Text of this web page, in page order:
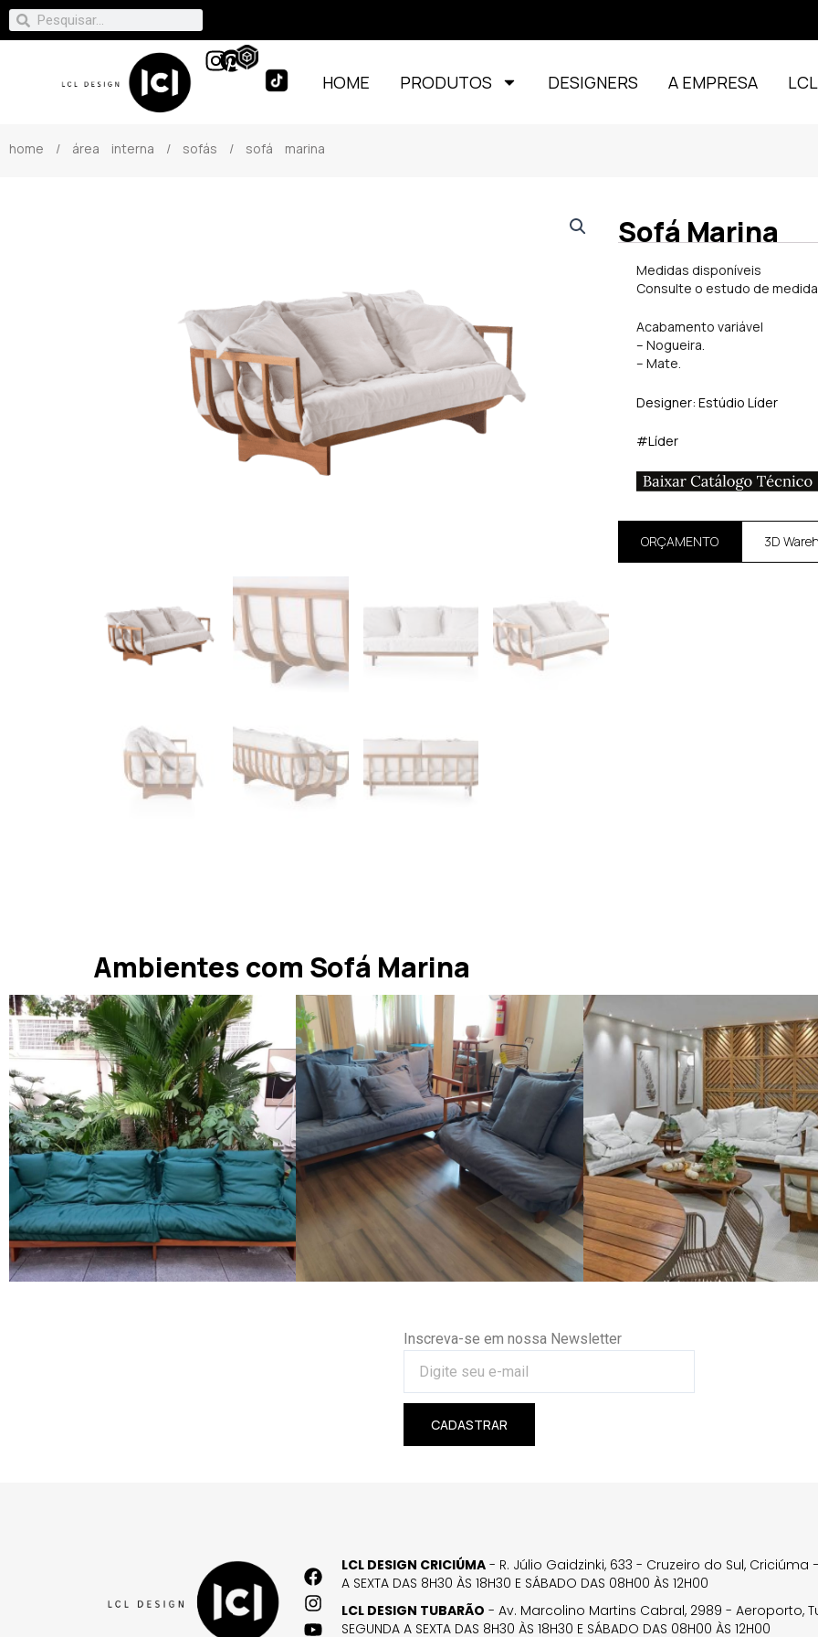
HOME PRODUTOS DESIGNERS A EMPRESA
home / área interna / sofás / sofá marina
Sofá Marina
Medidas disponíveis
Consulte o estudo de
Acabamento variável
– Nogueira.
– Mate.
Designer: Estúdio Líder
#Líder
ORÇAMENTO 3D
Ambientes com Sofá Marina
Inscreva-se em nossa Newsletter
CADASTRAR
LCL DESIGN CRICIÚMA - R. Júlio Gaidzinki, 633 - Cruzeiro do Sul, Criciúma
A SEXTA DAS 8H30 ÀS 18H30 E SÁBADO DAS 08H00 ÀS 12H00
LCL DESIGN TUBARÃO - Av. Marcolino Martins Cabral, 2989 - Aeroporto,
SEGUNDA A SEXTA DAS 8H30 ÀS 18H30 E SÁBADO DAS 08H00 ÀS 12H00